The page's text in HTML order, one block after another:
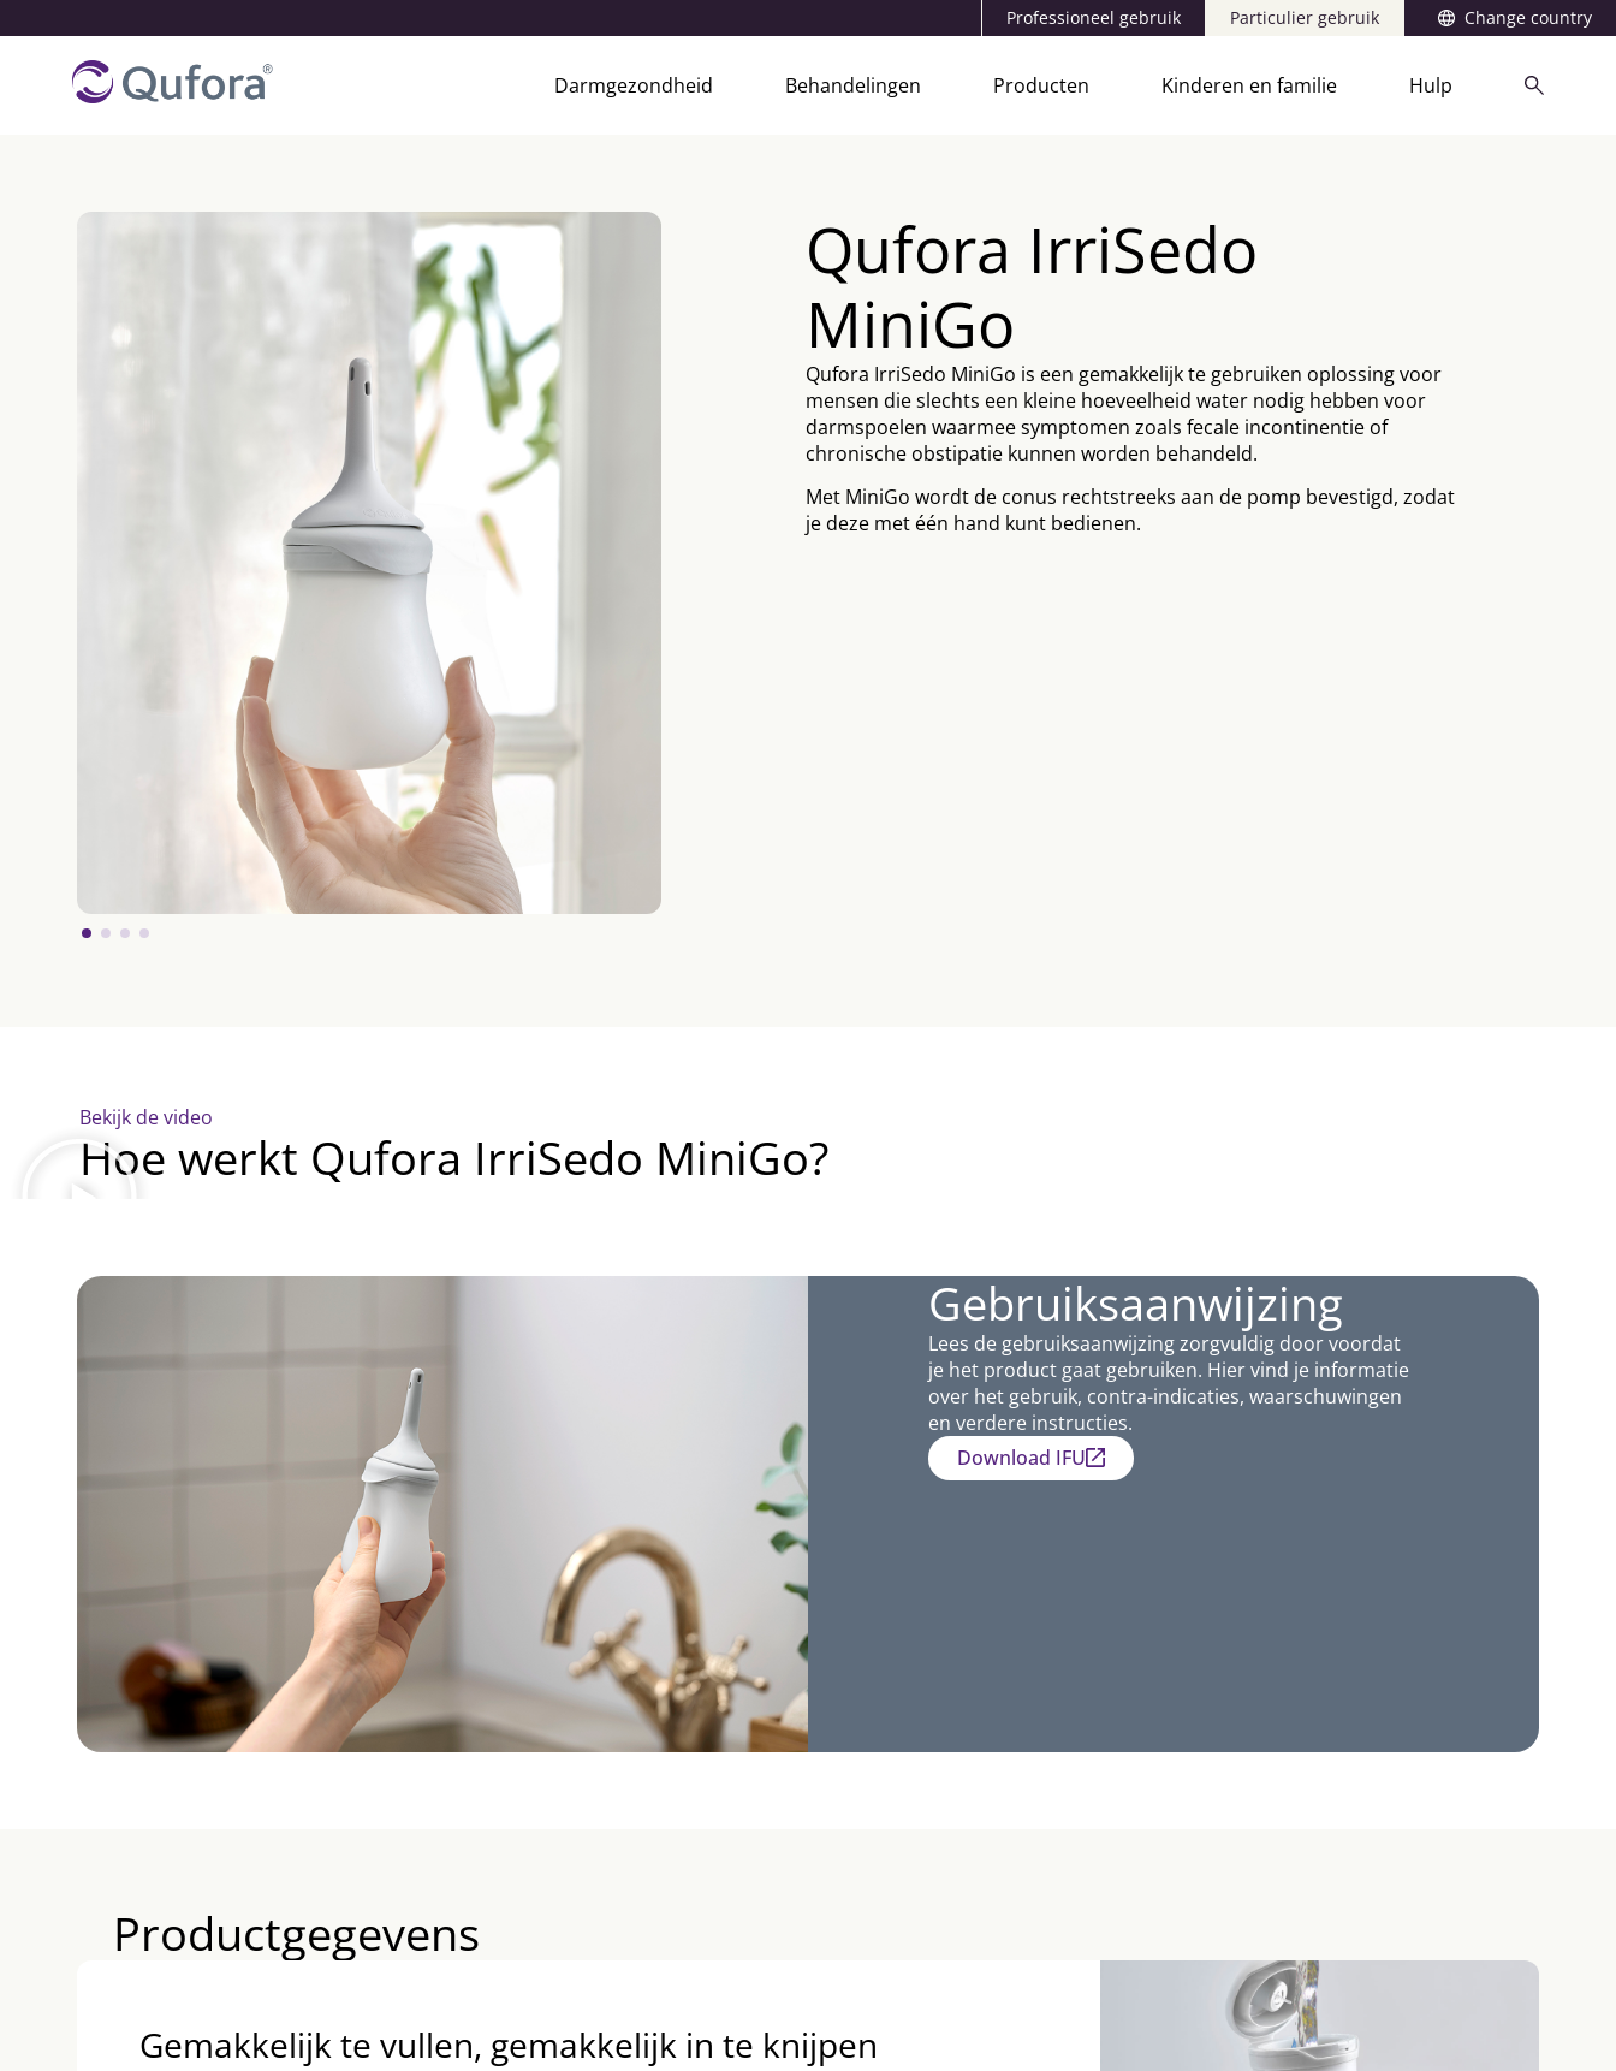
Professioneel gebruik Particulier gebruik Change country
Darmgezondheid Behandelingen Producten Kinderen en familie Hulp
Qufora IrriSedo
MiniGo
Qufora IrriSedo MiniGo is een gemakkelijk te gebruiken oplossing voor
mensen die slechts een kleine hoeveelheid water nodig hebben voor
darmspoelen waarmee symptomen zoals fecale incontinentie of
chronische obstipatie kunnen worden behandeld.
Met MiniGo wordt de conus rechtstreeks aan de pomp bevestigd, zodat
je deze met één hand kunt bedienen.
Bekijk de video
Hoe werkt Qufora IrriSedo MiniGo?
Gebruiksaanwijzing
Lees de gebruiksaanwijzing zorgvuldig door voordat
je het product gaat gebruiken. Hier vind je informatie
over het gebruik, contra-indicaties, waarschuwingen
en verdere instructies.
Download IFU
Productgegevens
Gemakkelijk te vullen, gemakkelijk in te knijpen